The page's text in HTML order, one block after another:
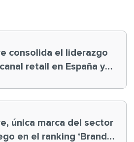
consolida el liderazgo
retail en España y
única marca del sector
en el ranking ‘Brand